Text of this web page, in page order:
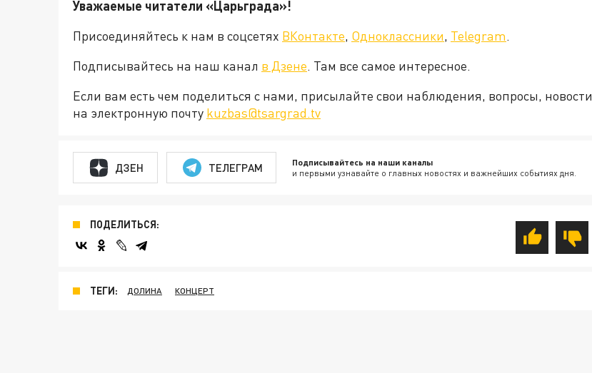
Уважаемые читатели «Царьграда»!
Присоединяйтесь к нам в соцсетях ВКонтакте, Одноклассники, Telegram.
Подписывайтесь на наш канал в Дзене. Там все самое интересное.
Если вам есть чем поделиться с нами, присылайте свои наблюдения, вопросы, новости
на электронную почту kuzbas@tsargrad.tv
ДЗЕН ТЕЛЕГРАМ Подписывайтесь на наши каналы
и первыми узнавайте о главных новостях и важнейших событиях дня.
ПОДЕЛИТЬСЯ:
ТЕГИ: ДОЛИНА КОНЦЕРТ